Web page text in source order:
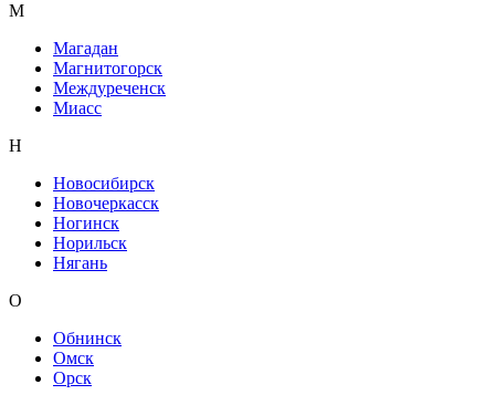
М
Магадан
Магнитогорск
Междуреченск
Миасс
Н
Новосибирск
Новочеркасск
Ногинск
Норильск
Нягань
О
Обнинск
Омск
Орск